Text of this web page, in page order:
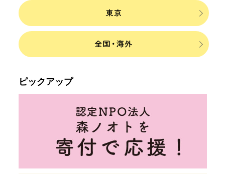
ピックアップ